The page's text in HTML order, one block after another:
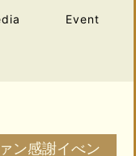
Event
ン感謝イべン